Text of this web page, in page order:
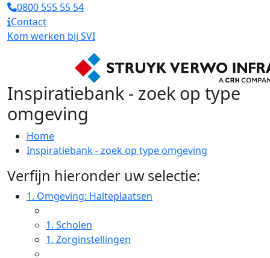
0800 555 55 54
Contact
Kom werken bij SVI
Inspiratiebank - zoek op type
omgeving
Home
Inspiratiebank - zoek op type omgeving
Verfijn hieronder uw selectie:
1. Omgeving: Halteplaatsen
1. Scholen
1. Zorginstellingen